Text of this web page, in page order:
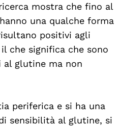
mostra che fino al
una qualche forma
positivi agli
che significa che sono
al glutine ma non
periferica e si ha una
sensibilità al glutine, si